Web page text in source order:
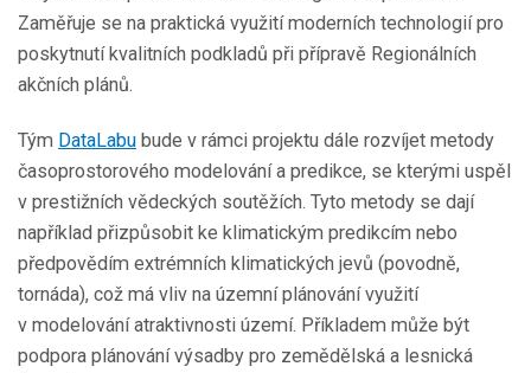
Zaměřuje se na praktická využití moderních technologií pro
poskytnutí kvalitních podkladů při přípravě Regionálních
akčních plánů.
Tým DataLabu bude v rámci projektu dále rozvíjet metody
časoprostorového modelování a predikce, se kterými uspěl
v prestižních vědeckých soutěžích. Tyto metody se dají
například přizpůsobit ke klimatickým predikcím nebo
předpovědím extrémních klimatických jevů (povodně,
tornáda), což má vliv na územní plánování využití
v modelování atraktivnosti území. Příkladem může být
podpora plánování výsadby pro zemědělská a lesnická